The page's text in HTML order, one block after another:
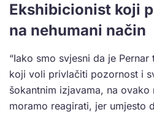
Ekshibicionist koji
na nehumani način
“Iako smo svjesni da je
koji voli privlačiti pozornost i
šokantnim izjavama, na ovako
moramo reagirati, jer umjesto